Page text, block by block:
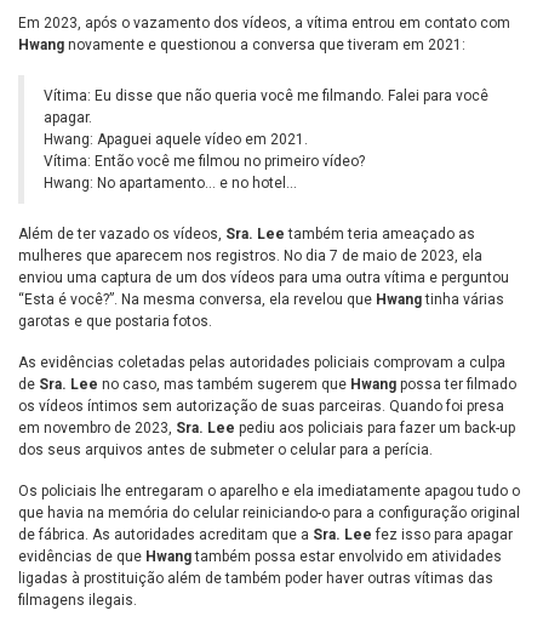
Em 2023, após o vazamento dos vídeos, a vítima entrou em contato com
Hwang novamente e questionou a conversa que tiveram em 2021:
Vítima: Eu disse que não queria você me filmando. Falei para você
apagar.
Hwang: Apaguei aquele vídeo em 2021.
Vítima: Então você me filmou no primeiro vídeo?
Hwang: No apartamento… e no hotel…
Além de ter vazado os vídeos, Sra. Lee também teria ameaçado as
mulheres que aparecem nos registros. No dia 7 de maio de 2023, ela
enviou uma captura de um dos vídeos para uma outra vítima e perguntou
“Esta é você?”. Na mesma conversa, ela revelou que Hwangtinha várias
garotas e que postaria fotos.
As evidências coletadas pelas autoridades policiais comprovam a culpa
de Sra. Lee no caso, mas também sugerem que Hwang possa ter filmado
os vídeos íntimos sem autorização de suas parceiras. Quando foi presa
em novembro de 2023, Sra. Lee pediu aos policiais para fazer um back-up
dos seus arquivos antes de submeter o celular para a perícia.
Os policiais lhe entregaram o aparelho e ela imediatamente apagou tudo o
que havia na memória do celular reiniciando-o para a configuração original
de fábrica. As autoridades acreditam que a Sra. Lee fez isso para apagar
evidências de que Hwangtambém possa estar envolvido em atividades
ligadas à prostituição além de também poder haver outras vítimas das
filmagens ilegais.